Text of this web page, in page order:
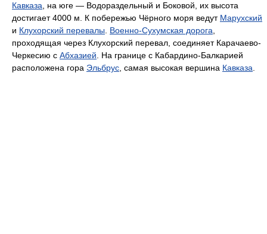
Кавказа, на юге — Водораздельный и Боковой, их высота
достигает 4000 м. К побережью Чёрного моря ведут Марухский
и Клухорский перевалы. Военно-Сухумская дорога,
проходящая через Клухорский перевал, соединяет Карачаево-
Черкесию с Абхазией. На границе с Кабардино-Балкарией
расположена гора Эльбрус, самая высокая вершина Кавказа.